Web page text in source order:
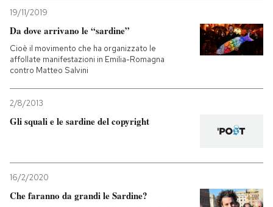
19/11/2019
Da dove arrivano le “sardine”
Cioè il movimento che ha organizzato le
affollate manifestazioni in Emilia-Romagna
contro Matteo Salvini
2/8/2013
Gli squali e le sardine del copyright
16/2/2020
Che faranno da grandi le Sardine?